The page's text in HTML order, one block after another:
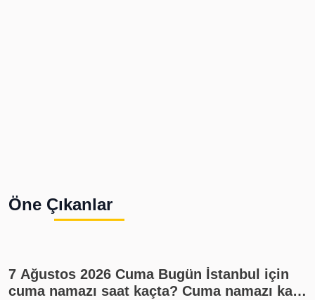
Öne Çıkanlar
7 Ağustos 2026 Cuma Bugün İstanbul için
cuma namazı saat kaçta? Cuma namazı kaç